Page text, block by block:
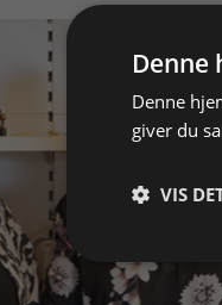
Denne
Denne
giver du
VIS